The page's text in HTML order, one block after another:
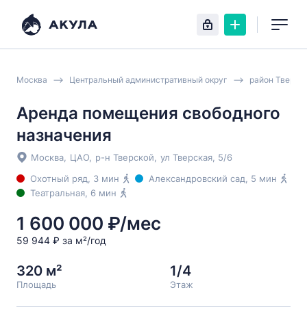
Москва Центральный административный округ район
Аренда помещения свободного
назначения
Москва ЦАО р-н Тверской ул Тверская , 5/6
Охотный ряд , 3 мин Александровский сад , 5 мин
Театральная , 6 мин
1 600 000 ₽/мес
59 944 ₽ за м²/год
320 м²
Площадь
1/4
Этаж